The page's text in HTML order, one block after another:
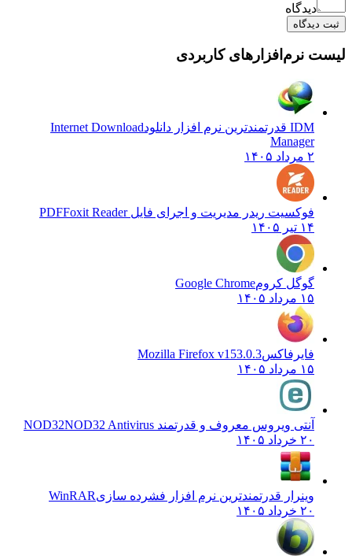
دیدگاه
ثبت دیدگاه
لیست نرم‌افزارهای کاربردی
IDM قدرتمندترین نرم افزار دانلود
Internet Download
Manager
۲ مرداد ۱۴۰۵
فوکسیت ریدر مدیریت و اجرای فایل PDFFoxit Reader
۱۴ تیر ۱۴۰۵
گوگل کرومGoogle Chrome
۱۵ مرداد ۱۴۰۵
فایرفاکسMozilla Firefox v153.0.3
۱۵ مرداد ۱۴۰۵
آنتی ویروس معروف و قدرتمند NOD32 NOD32 Antivirus
۲۰ خرداد ۱۴۰۵
وینرار قدرتمندترین نرم افزار فشرده سازیWinRAR
۲۰ خرداد ۱۴۰۵